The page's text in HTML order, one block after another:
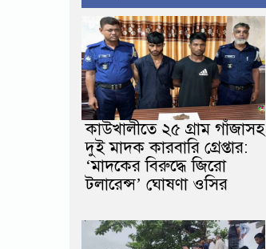
কাউখালীতে ২৫ গ্রাম গাঁজাসহ
দুই মাদক কারবারি গ্রেপ্তার:
‘মাদকের বিরুদ্ধে জিরো
টলারেন্স’ ঘোষণা ওসির